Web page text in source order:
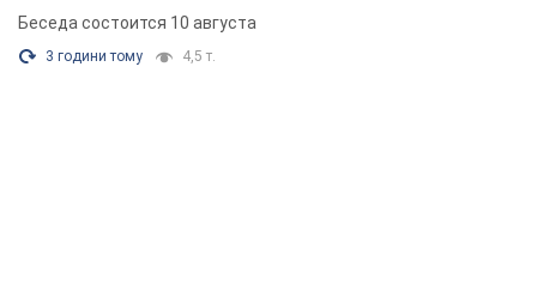
Беседа состоится 10 августа
3 години тому 4,5 т.